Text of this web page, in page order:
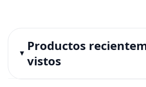
Productos
vistos